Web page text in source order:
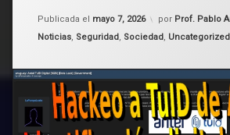
Publicada el mayo 7, 2026
Actualizado el
por Prof. Pablo
Categorías:
Noticias, Seguridad, Sociedad, Uncategorized
LaPampaleaks
pampaleaks
Tuid
2
días
después
anuncio
la
billetera
digital